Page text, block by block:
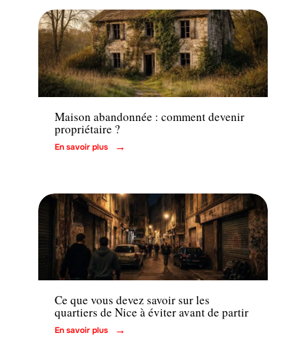
Immo
Maison abandonnée : comment devenir
propriétaire ?
En savoir plus
Immo
Ce que vous devez savoir sur les
quartiers de Nice à éviter avant de partir
En savoir plus